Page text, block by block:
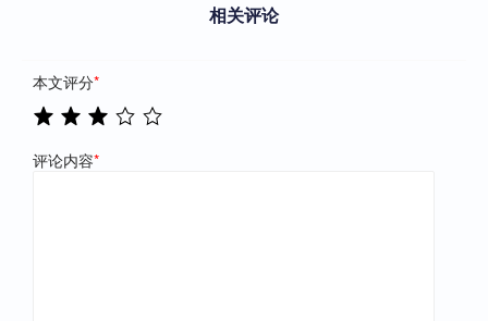
相关评论
本文评分*
评论内容*